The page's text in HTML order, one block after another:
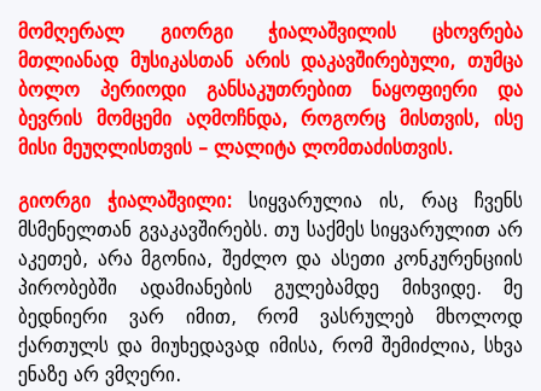
მომღერალ გიორგი ჭიალაშვილის ცხოვრება
მთლიანად მუსიკასთან არის დაკავშირებული, თუმცა
ბოლო პერიოდი განსაკუთრებით ნაყოფიერი და
ბევრის მომცემი აღმოჩნდა, როგორც მისთვის, ისე
მისი მეუღლისთვის – ლალიტა ლომთაძისთვის.
გიორგი ჭიალაშვილი: სიყვარულია ის, რაც ჩვენს
მსმენელთან გვაკავშირებს. თუ საქმეს სიყვარულით არ
აკეთებ, არა მგონია, შეძლო და ასეთი კონკურენციის
პირობებში ადამიანების გულებამდე მიხვიდე. მე
ბედნიერი ვარ იმით, რომ ვასრულებ მხოლოდ
ქართულს და მიუხედავად იმისა, რომ შემიძლია, სხვა
ენაზე არ ვმღერი.